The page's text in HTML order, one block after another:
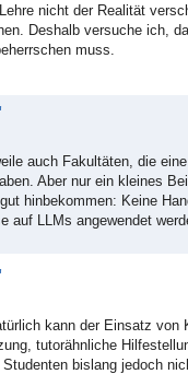
nicht der Realität
Deshalb versuche ich,
muss.
auch Fakultäten, die
Aber nur ein kleines
hinbekommen: Keine
auf LLMs angewendet
kann der Einsatz
tutorähnliche
bislang jedoch